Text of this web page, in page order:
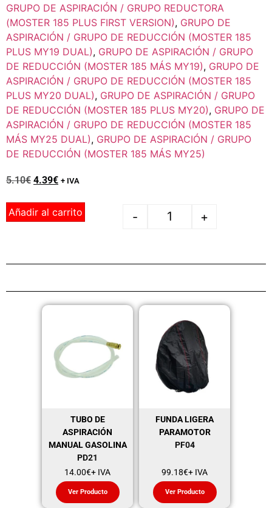
GRUPO DE ASPIRACIÓN / GRUPO REDUCTORA
(MOSTER 185 PLUS FIRST VERSION), GRUPO DE
ASPIRACIÓN / GRUPO DE REDUCCIÓN (MOSTER 185
PLUS MY19 DUAL), GRUPO DE ASPIRACIÓN / GRUPO
DE REDUCCIÓN (MOSTER 185 MÁS MY19), GRUPO DE
ASPIRACIÓN / GRUPO DE REDUCCIÓN (MOSTER 185
PLUS MY20 DUAL), GRUPO DE ASPIRACIÓN / GRUPO
DE REDUCCIÓN (MOSTER 185 PLUS MY20), GRUPO DE
ASPIRACIÓN / GRUPO DE REDUCCIÓN (MOSTER 185
MÁS MY25 DUAL), GRUPO DE ASPIRACIÓN / GRUPO
DE REDUCCIÓN (MOSTER 185 MÁS MY25)
5.10€ 4.39€ + IVA
- +
Añadir al carrito
TUBO DE
ASPIRACIÓN
MANUAL GASOLINA
PD21
14.00€+ IVA
Ver Producto
FUNDA LIGERA
PARAMOTOR
PF04
99.18€+ IVA
Ver Producto